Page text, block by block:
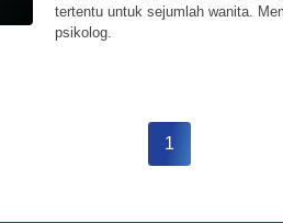
tertentu untuk sejumlah wanita.
psikolog.
1